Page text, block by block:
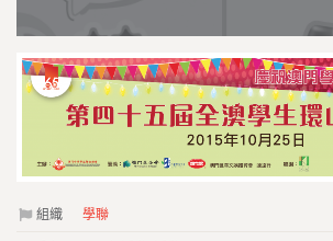
組織 學聯